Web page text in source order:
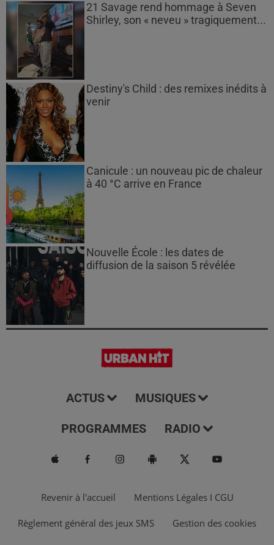
21 Savage rend hommage à Seven
Shirley, son « neveu » tragiquement...
Destiny's Child : des remixes inédits à
venir
Canicule : un nouveau pic de chaleur
à 40 °C arrive en France
Nouvelle École : les dates de
diffusion de la saison 5 révélée
ACTUS MUSIQUES
PROGRAMMES RADIO
Revenir à l'accueil Mentions Légales I CGU
Règlement général des jeux SMS Gestion des cookies